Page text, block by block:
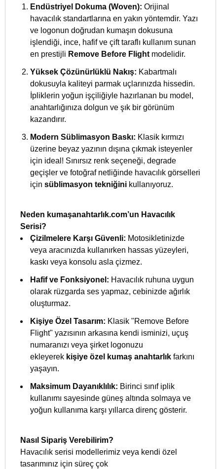
Endüstriyel Dokuma (Woven): Orijinal
havacılık standartlarına en yakın yöntemdir. Yazı
ve logonun doğrudan kumaşın dokusuna
işlendiği, ince, hafif ve çift taraflı kullanım sunan
en prestijli Remove Before Flightmodelidir.
Yüksek Çözünürlüklü Nakış: Kabartmalı
dokusuyla kaliteyi parmak uçlarınızda hissedin.
İpliklerin yoğun işçiliğiyle hazırlanan bu model,
anahtarlığınıza dolgun ve şık bir görünüm
kazandırır.
Modern Süblimasyon Baskı: Klasik kırmızı
üzerine beyaz yazının dışına çıkmak isteyenler
için ideal! Sınırsız renk seçeneği, degrade
geçişler ve fotoğraf netliğinde havacılık görselleri
için süblimasyon tekniğini kullanıyoruz.
Neden kumaşanahtarlık.com’un Havacılık
Serisi?
Çizilmelere Karşı Güvenli: Motosikletinizde
veya aracınızda kullanırken hassas yüzeyleri,
kaskı veya konsolu asla çizmez.
Hafif ve Fonksiyonel: Havacılık ruhuna uygun
olarak rüzgarda ses yapmaz, cebinizde ağırlık
oluşturmaz.
Kişiye Özel Tasarım: Klasik "Remove Before
Flight" yazısının arkasına kendi isminizi, uçuş
numaranızı veya şirket logonuzu
ekleyerek kişiye özel kumaş anahtarlık farkını
yaşayın.
Maksimum Dayanıklılık: Birinci sınıf iplik
kullanımı sayesinde güneş altında solmaya ve
yoğun kullanıma karşı yıllarca direnç gösterir.
Nasıl Sipariş Verebilirim?
Havacılık serisi modellerimiz veya kendi özel
tasarımınız için süreç çok